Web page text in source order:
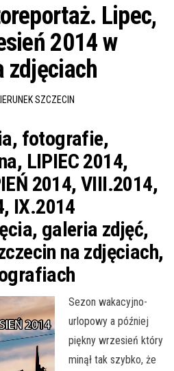
Lipec,
2014 w
zdjęciach
SZCZECIN
fotografie,
LIPIEC 2014,
2014, VIII.2014,
IX.2014
galeria zdjęć,
na zdjęciach,
Sezon wakacyjno-
urlopowy a później
piękny wrzesień który
minął tak szybko, że